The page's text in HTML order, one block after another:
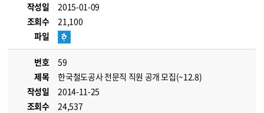
작성일
2015-01-09
조회수
21,100
파일
번호
59
제목
한국철도공사 전문직 직원 공개 모집(~12.8)
작성일
2014-11-25
조회수
24,537